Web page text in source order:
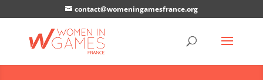
contact@womeningamesfrance.org